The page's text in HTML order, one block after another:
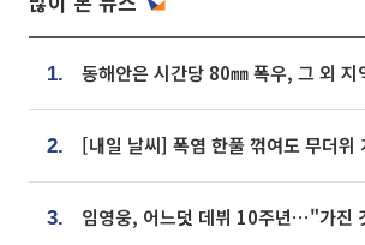
1.
2.
3.